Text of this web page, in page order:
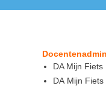
DA Mijn Fiets
DA Mijn Fiets